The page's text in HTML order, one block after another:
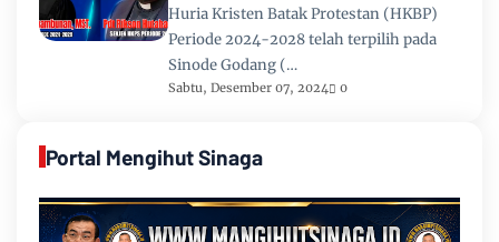
Huria Kristen Batak Protestan (HKBP)
Periode 2024-2028 telah terpilih pada
Sinode Godang (…
Sabtu, Desember 07, 2024 0
Portal Mengihut Sinaga